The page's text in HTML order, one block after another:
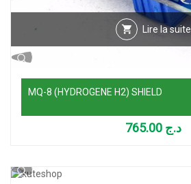
Lire la suite
MQ-8 (HYDROGENE H2) SHIELD
د.ج